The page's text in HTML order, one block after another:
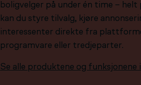
boligvelger på under én time – helt
kan du styre tilvalg, kjøre
interessenter direkte fra
programvare eller tredjeparter.
Se alle produktene og funksjonene